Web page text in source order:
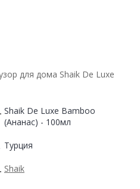
для дома Shaik De Luxe
Shaik De Luxe Bamboo
(Ананас) - 100мл
Турция
Shaik